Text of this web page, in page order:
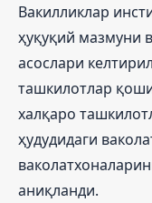
Вакилликлар
ҳуқуқий мазмуни
асослари
ташкилотлар
халқаро
ҳудудидаги
аниқланди.